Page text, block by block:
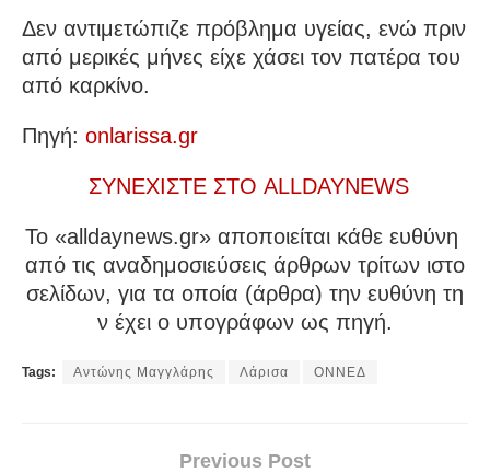
Δεν αντιμετώπιζε πρόβλημα υγείας, ενώ πριν
από μερικές μήνες είχε χάσει τον πατέρα του
από καρκίνο.
Πηγή: onlarissa.gr
ΣΥΝΕΧΙΣΤΕ ΣΤΟ ALLDAYNEWS
To «alldaynews.gr» αποποιείται κάθε ευθύνη
από τις αναδημοσιεύσεις άρθρων τρίτων ιστο
σελίδων, για τα οποία (άρθρα) την ευθύνη τη
ν έχει ο υπογράφων ως πηγή.
Tags: Αντώνης Μαγγλάρης Λάρισα ΟΝΝΕΔ
Previous Post